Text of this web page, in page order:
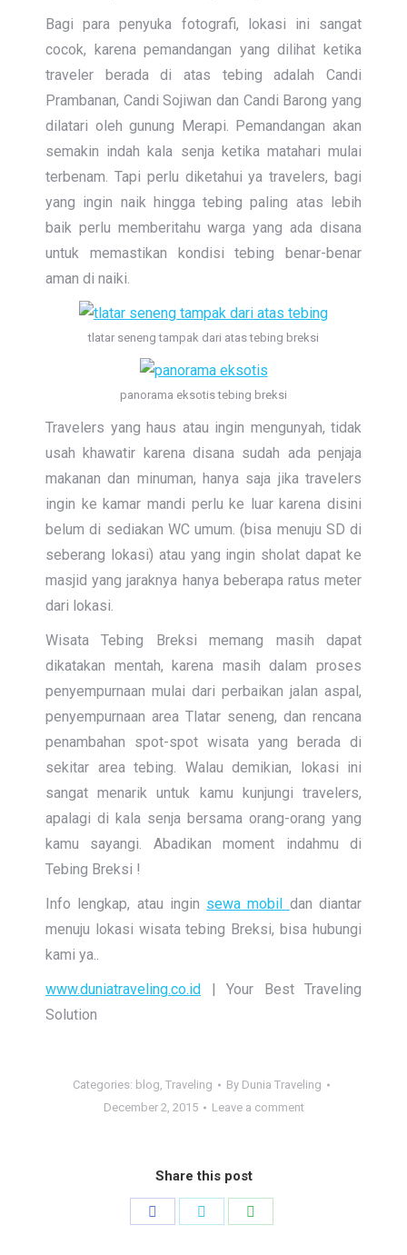
Bagi para penyuka fotografi, lokasi ini sangat
cocok, karena pemandangan yang dilihat ketika
traveler berada di atas tebing adalah Candi
Prambanan, Candi Sojiwan dan Candi Barong yang
dilatari oleh gunung Merapi. Pemandangan akan
semakin indah kala senja ketika matahari mulai
terbenam. Tapi perlu diketahui ya travelers, bagi
yang ingin naik hingga tebing paling atas lebih
baik perlu memberitahu warga yang ada disana
untuk memastikan kondisi tebing benar-benar
aman di naiki.
tlatar seneng tampak dari atas tebing breksi
panorama eksotis tebing breksi
Travelers yang haus atau ingin mengunyah, tidak
usah khawatir karena disana sudah ada penjaja
makanan dan minuman, hanya saja jika travelers
ingin ke kamar mandi perlu ke luar karena disini
belum di sediakan WC umum. (bisa menuju SD di
seberang lokasi) atau yang ingin sholat dapat ke
masjid yang jaraknya hanya beberapa ratus meter
dari lokasi.
Wisata Tebing Breksi memang masih dapat
dikatakan mentah, karena masih dalam proses
penyempurnaan mulai dari perbaikan jalan aspal,
penyempurnaan area Tlatar seneng, dan rencana
penambahan spot-spot wisata yang berada di
sekitar area tebing. Walau demikian, lokasi ini
sangat menarik untuk kamu kunjungi travelers,
apalagi di kala senja bersama orang-orang yang
kamu sayangi. Abadikan moment indahmu di
Tebing Breksi !
Info lengkap, atau ingin sewa mobil dan diantar
menuju lokasi wisata tebing Breksi, bisa hubungi
kami ya..
www.duniatraveling.co.id | Your Best Traveling
Solution
Categories: blog, Traveling By Dunia Traveling
December 2, 2015
Leave a comment
Share this post